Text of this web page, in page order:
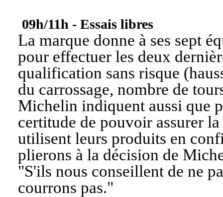
09h/11h - Essais libres
La marque donne à ses sept
pour effectuer les deux
qualification sans risque
du carrossage, nombre de
Michelin indiquent aussi que
certitude de pouvoir assurer
utilisent leurs produits en
plierons à la décision de
"S'ils nous conseillent de ne
courrons pas."